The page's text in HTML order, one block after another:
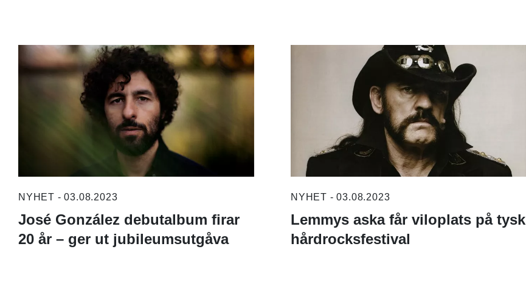
NYHET - 03.08.2023
José González debutalbum firar
20 år – ger ut jubileumsutgåva
NYHET - 03.08.2023
Lemmys aska får viloplats på tysk
hårdrocksfestival